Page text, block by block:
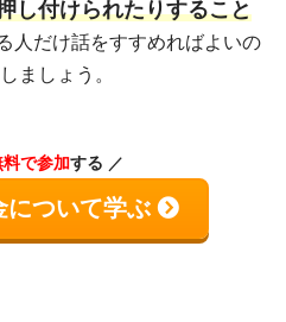
し付けられたりすること
人だけ話をすすめればよいの
ましょう。
料で参加する
について学ぶ